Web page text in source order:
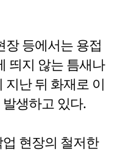
장 등에서는 용접
띄지 않는 틈새나
지난 뒤 화재로 이
생하고 있다.
현장의 철저한